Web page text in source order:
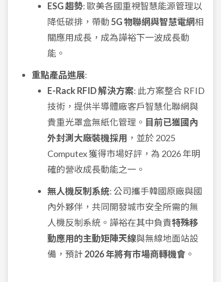
ESG 趨勢: 歐美各國重視智慧能源管理以
降低碳排，帶動5G 物聯網與智慧電網相
關應用成長，成為譁裕下一波成長動
能。
重點產品進展:
E-Rack RFID 解決方案: 此方案整合 RFID
技術，提供半導體廠客戶智慧化聯網與
貴重光罩盒無紙化管理。 目前已獲國內
外封測大廠裝機採用 ，並於 2025
Computex 獲得市場好評，為 2026 年明
確的營收成長動能之一。
無人機反制系統: 公司攜手韓國原廠與國
內外夥伴，共同開發城市安全所需的無
人機反制系統。譁裕在其中負責特殊移
動應用的主動矩陣天線與無線地面站設
備，預計 2026 年將有市場商轉機會 。